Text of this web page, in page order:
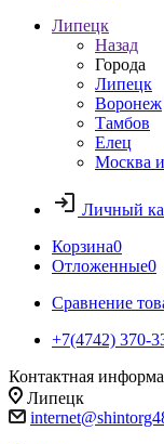
Липецк
Назад
Города
Липецк
Воронеж
Тамбов
Елец
Москва
Личный
Корзина0
Отложенные0
Сравнение
+7(4742) 370-
Контактная
Липецк